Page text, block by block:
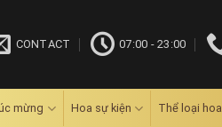
CONTACT 07:00 - 23:00
mừng Hoa sự kiện Thể loại hoa